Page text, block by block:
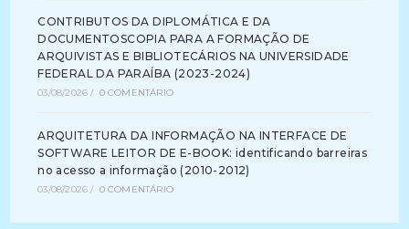
CONTRIBUTOS DA DIPLOMÁTICA E DA
DOCUMENTOSCOPIA PARA A FORMAÇÃO DE
ARQUIVISTAS E BIBLIOTECÁRIOS NA UNIVERSIDADE
FEDERAL DA PARAÍBA (2023-2024)
03/08/2026 / 0 COMENTÁRIO
ARQUITETURA DA INFORMAÇÃO NA INTERFACE DE
SOFTWARE LEITOR DE E-BOOK: identificando barreiras
no acesso a informação (2010-2012)
03/08/2026 / 0 COMENTÁRIO